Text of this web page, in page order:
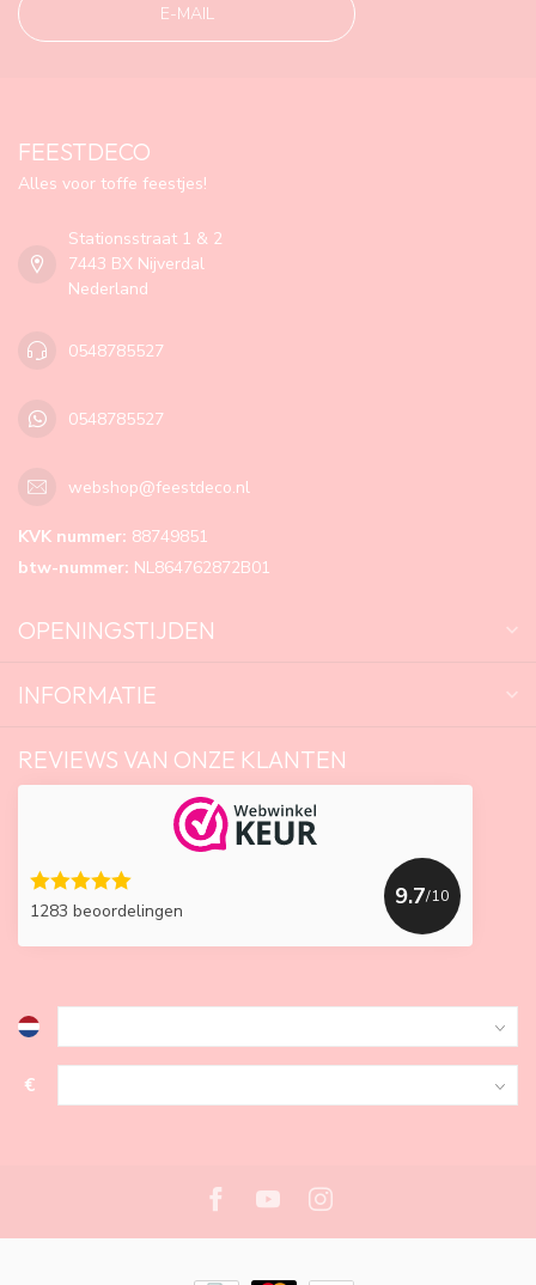
E-MAIL
FEESTDECO
Alles voor toffe feestjes!
Stationsstraat 1 & 2
7443 BX Nijverdal
Nederland
0548785527
0548785527
webshop@feestdeco.nl
KVK nummer: 88749851
btw-nummer: NL864762872B01
OPENINGSTIJDEN
INFORMATIE
REVIEWS VAN ONZE KLANTEN
1283 beoordelingen
9.7/10
€